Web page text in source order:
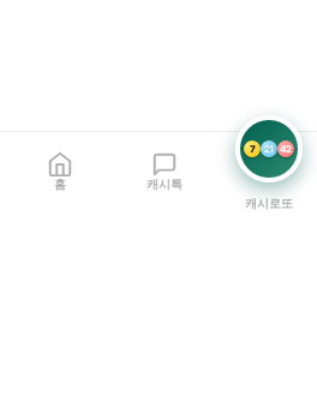
홈 캐시톡
7 21 42
캐시로또